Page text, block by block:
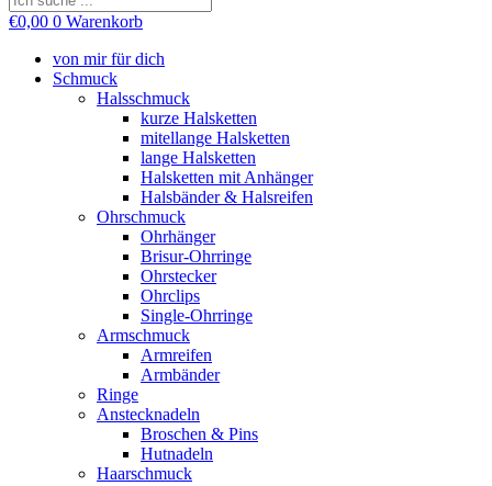
€0,00 0 Warenkorb
von mir für dich
Schmuck
Halsschmuck
kurze Halsketten
mitellange Halsketten
lange Halsketten
Halsketten mit Anhänger
Halsbänder & Halsreifen
Ohrschmuck
Ohrhänger
Brisur-Ohrringe
Ohrstecker
Ohrclips
Single-Ohrringe
Armschmuck
Armreifen
Armbänder
Ringe
Anstecknadeln
Broschen & Pins
Hutnadeln
Haarschmuck